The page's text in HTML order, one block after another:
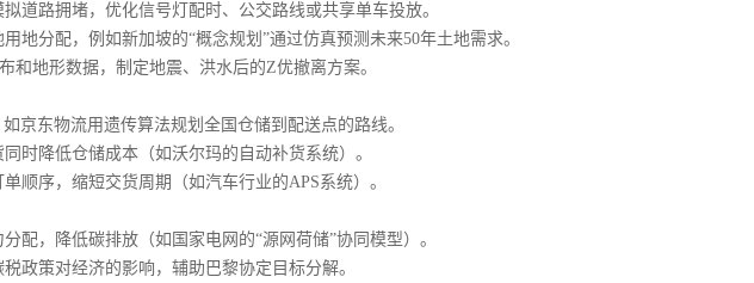
路拥堵，优化信号灯配时、公交路线或共享单车投放。
分配，例如新加坡的“概念规划”通过仿真预测未来50年土地需求。
地形数据，制定地震、洪水后的Z优撤离方案。
东物流用遗传算法规划全国仓储到配送点的路线。
降低仓储成本（如沃尔玛的自动补货系统）。
序，缩短交货周期（如汽车行业的APS系统）。
，降低碳排放（如国家电网的“源网荷储”协同模型）。
策对经济的影响，辅助巴黎协定目标分解。